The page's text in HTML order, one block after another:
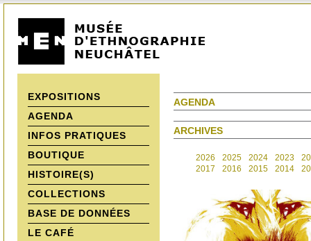
EXPOSITIONS
AGENDA
INFOS PRATIQUES
BOUTIQUE
HISTOIRE(S)
COLLECTIONS
BASE DE DONNÉES
LE CAFÉ
AGENDA
ARCHIVES
2026 2025 2024 2023
2017
2016 2015 2014